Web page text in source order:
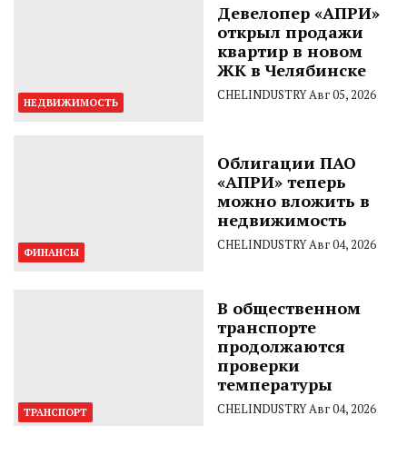
НЕДВИЖИМОСТЬ
Девелопер «АПРИ»
открыл продажи
квартир в новом
ЖК в Челябинске
CHELINDUSTRYАвг 05, 2026
ФИНАНСЫ
Облигации ПАО
«АПРИ» теперь
можно вложить в
недвижимость
CHELINDUSTRYАвг 04, 2026
ТРАНСПОРТ
В общественном
транспорте
продолжаются
проверки
температуры
CHELINDUSTRYАвг 04, 2026